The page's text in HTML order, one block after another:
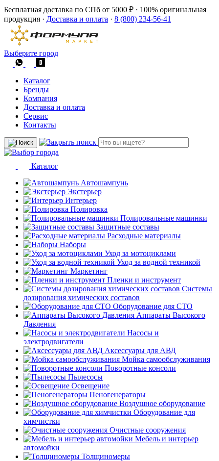
Бесплатная доставка по СПб от 5000 ₽ · 100% оригинальная
продукция · Доставка и оплата · 8 (800) 234-56-41
Выберите город
Каталог
Бренды
Компания
Доставка и оплата
Сервис
Контакты
Каталог
Автошампунь
Экстерьер
Интерьер
Полировка
Полировальные машинки
Защитные составы
Расходные материалы
Наборы
Уход за мотоциклами
Уход за водной техникой
Маркетинг
Пленки и инструмент
Системы
дозирования химических составов
Оборудование для СТО
Аппараты Высокого
Давления
Насосы и
электродвигатели
Аксессуары для АВД
Мойка самообслуживания
Поворотные консоли
Пылесосы
Освещение
Пеногенераторы
Воздушное оборудование
Оборудование для
химчистки
Очистные сооружения
Мебель и интерьер
автомойки
Толщиномеры